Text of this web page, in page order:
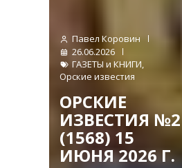
Павел Коровин
26.06.2026
ГАЗЕТЫ и КНИГИ,
Орские известия
ОРСКИЕ
ИЗВЕСТИЯ №2
(1568) 15
ИЮНЯ 2026 Г.